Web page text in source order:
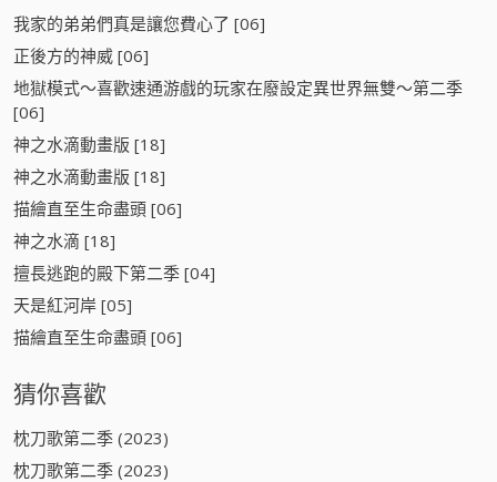
我家的弟弟們真是讓您費心了 [06]
正後方的神威 [06]
地獄模式～喜歡速通游戲的玩家在廢設定異世界無雙～第二季
[06]
神之水滴動畫版 [18]
神之水滴動畫版 [18]
描繪直至生命盡頭 [06]
神之水滴 [18]
擅長逃跑的殿下第二季 [04]
天是紅河岸 [05]
描繪直至生命盡頭 [06]
猜你喜歡
枕刀歌第二季 (2023)
枕刀歌第二季 (2023)